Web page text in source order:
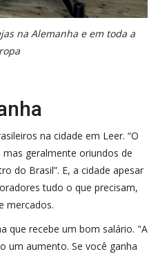
na Alemanha e em toda a
na cidade em Leer. “O
geralmente oriundos de
do Brasil”. E, a cidade apesar
tudo o que precisam,
mercados.
que recebe um bom salário. "A
um aumento. Se você ganha